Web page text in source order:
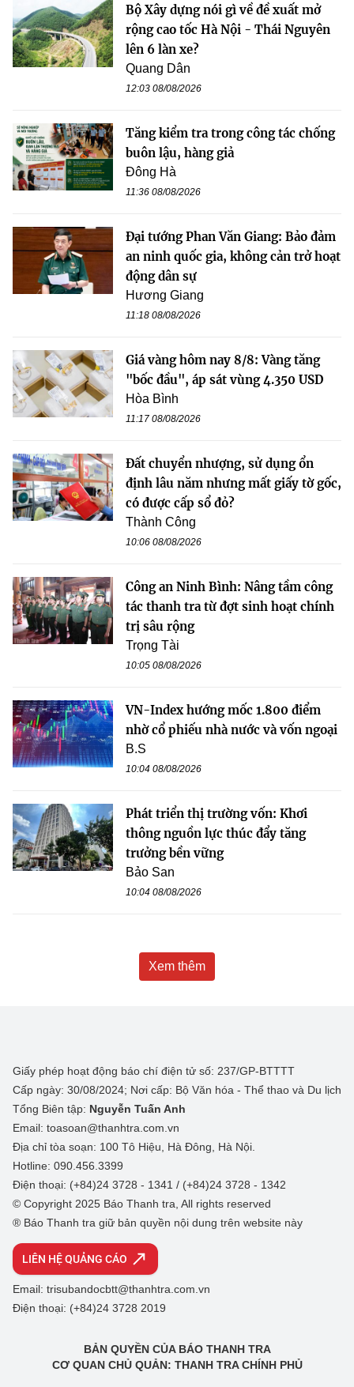
Bộ Xây dựng nói gì về đề xuất mở
rộng cao tốc Hà Nội - Thái Nguyên
lên 6 làn xe?
Quang Dân
12:03 08/08/2026
Tăng kiểm tra trong công tác chống
buôn lậu, hàng giả
Đông Hà
11:36 08/08/2026
Đại tướng Phan Văn Giang: Bảo đảm
an ninh quốc gia, không cản trở hoạt
động dân sự
Hương Giang
11:18 08/08/2026
Giá vàng hôm nay 8/8: Vàng tăng
"bốc đầu", áp sát vùng 4.350 USD
Hòa Bình
11:17 08/08/2026
Đất chuyển nhượng, sử dụng ổn
định lâu năm nhưng mất giấy tờ gốc,
có được cấp sổ đỏ?
Thành Công
10:06 08/08/2026
Công an Ninh Bình: Nâng tầm công
tác thanh tra từ đợt sinh hoạt chính
trị sâu rộng
Trọng Tài
10:05 08/08/2026
VN-Index hướng mốc 1.800 điểm
nhờ cổ phiếu nhà nước và vốn ngoại
B.S
10:04 08/08/2026
Phát triển thị trường vốn: Khơi
thông nguồn lực thúc đẩy tăng
trưởng bền vững
Bảo San
10:04 08/08/2026
Xem thêm
Giấy phép hoạt động báo chí điện tử số: 237/GP-BTTTT
Cấp ngày: 30/08/2024; Nơi cấp: Bộ Văn hóa - Thể thao và Du lịch
Tổng Biên tập: Nguyễn Tuấn Anh
Email: toasoan@thanhtra.com.vn
Địa chỉ tòa soạn: 100 Tô Hiệu, Hà Đông, Hà Nội.
Hotline: 090.456.3399
Điện thoại: (+84)24 3728 - 1341 / (+84)24 3728 - 1342
© Copyright 2025 Báo Thanh tra, All rights reserved
® Báo Thanh tra giữ bản quyền nội dung trên website này
LIÊN HỆ QUẢNG CÁO
Email: trisubandocbtt@thanhtra.com.vn
Điện thoại: (+84)24 3728 2019
BẢN QUYỀN CỦA BÁO THANH TRA
CƠ QUAN CHỦ QUẢN: THANH TRA CHÍNH PHỦ